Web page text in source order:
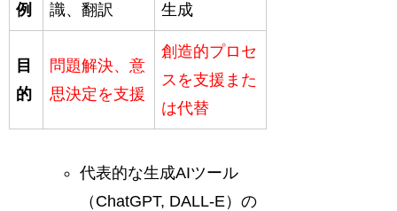
例
識、翻訳
生成
目
的
問題解決、意
思決定を支援
創造的プロセ
スを支援また
は代替
代表的な生成AIツール
（ChatGPT, DALL-E）の